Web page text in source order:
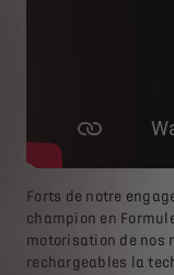
Forts de notre
champion en
motorisation de nos
rechargeables la